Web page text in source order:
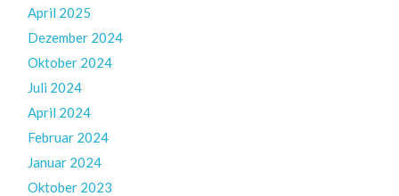
April 2025
Dezember 2024
Oktober 2024
Juli 2024
April 2024
Februar 2024
Januar 2024
Oktober 2023